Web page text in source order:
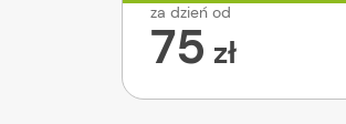
za dzień od
75 zł